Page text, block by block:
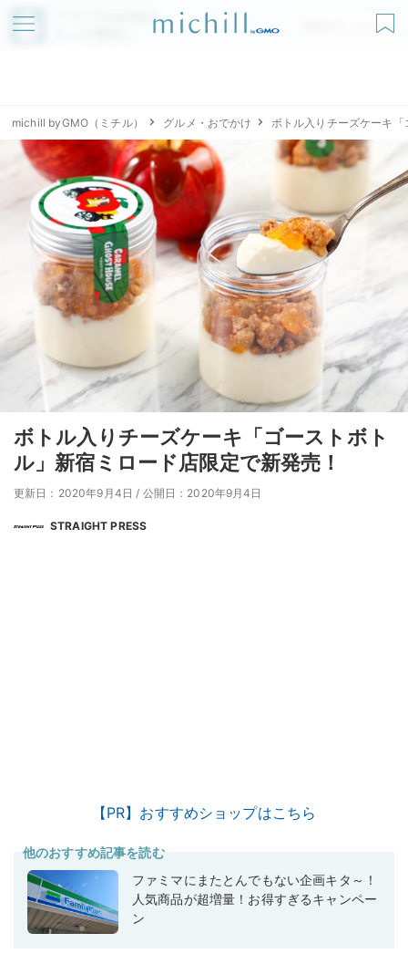
アプリでmichillが
無料ダウンロード
michill byGMO（ミチル） グルメ・おでかけ ボトル入りチーズケーキ
ボトル入りチーズケーキ「ゴーストボト
ル」新宿ミロード店限定で新発売！
更新日：2020年9月4日 / 公開日：2020年9月4日
STRAIGHT PRESS
【PR】おすすめショップはこちら
他のおすすめ記事を読む
ファミマにまたとんでもない企画キタ～！
人気商品が超増量！お得すぎるキャンペー
ン